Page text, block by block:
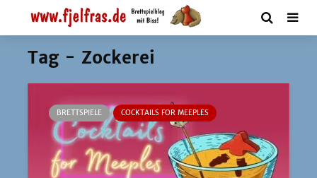
Tag - Zockerei
BRETTSPIELE COCKTAILS FOR MEEPLES